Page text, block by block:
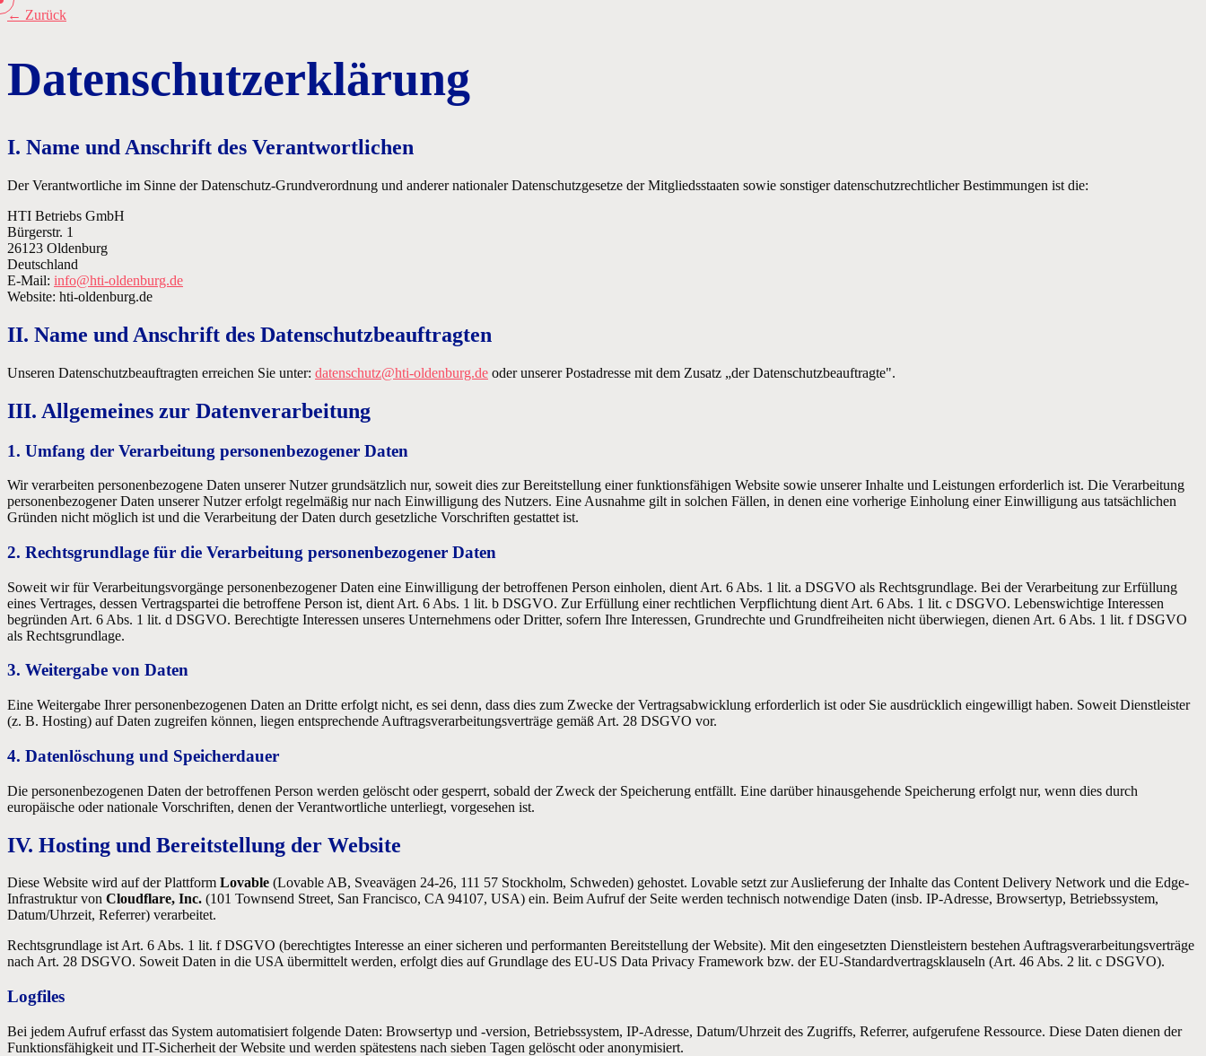
← Zurück
Datenschutzerklärung
I. Name und Anschrift des Verantwortlichen
Der Verantwortliche im Sinne der Datenschutz-Grundverordnung und anderer nationaler Datenschutzgesetze der Mitgliedsstaaten sowie sonstiger datenschutzrechtlicher Bestimmungen ist die:
HTI Betriebs GmbH
Bürgerstr. 1
26123 Oldenburg
Deutschland
E-Mail: info@hti-oldenburg.de
Website: hti-oldenburg.de
II. Name und Anschrift des Datenschutzbeauftragten
Unseren Datenschutzbeauftragten erreichen Sie unter: datenschutz@hti-oldenburg.de oder unserer Postadresse mit dem Zusatz „der Datenschutzbeauftragte".
III. Allgemeines zur Datenverarbeitung
1. Umfang der Verarbeitung personenbezogener Daten
Wir verarbeiten personenbezogene Daten unserer Nutzer grundsätzlich nur, soweit dies zur Bereitstellung einer funktionsfähigen Website sowie unserer Inhalte und Leistungen erforderlich ist. Die Verarbeitung
personenbezogener Daten unserer Nutzer erfolgt regelmäßig nur nach Einwilligung des Nutzers. Eine Ausnahme gilt in solchen Fällen, in denen eine vorherige Einholung einer Einwilligung aus tatsächlichen
Gründen nicht möglich ist und die Verarbeitung der Daten durch gesetzliche Vorschriften gestattet ist.
2. Rechtsgrundlage für die Verarbeitung personenbezogener Daten
Soweit wir für Verarbeitungsvorgänge personenbezogener Daten eine Einwilligung der betroffenen Person einholen, dient Art. 6 Abs. 1 lit. a DSGVO als Rechtsgrundlage. Bei der Verarbeitung zur Erfüllung
eines Vertrages, dessen Vertragspartei die betroffene Person ist, dient Art. 6 Abs. 1 lit. b DSGVO. Zur Erfüllung einer rechtlichen Verpflichtung dient Art. 6 Abs. 1 lit. c DSGVO. Lebenswichtige Interessen
begründen Art. 6 Abs. 1 lit. d DSGVO. Berechtigte Interessen unseres Unternehmens oder Dritter, sofern Ihre Interessen, Grundrechte und Grundfreiheiten nicht überwiegen, dienen Art. 6 Abs. 1 lit. f DSGVO
als Rechtsgrundlage.
3. Weitergabe von Daten
Eine Weitergabe Ihrer personenbezogenen Daten an Dritte erfolgt nicht, es sei denn, dass dies zum Zwecke der Vertragsabwicklung erforderlich ist oder Sie ausdrücklich eingewilligt haben. Soweit Dienstleister
(z. B. Hosting) auf Daten zugreifen können, liegen entsprechende Auftragsverarbeitungsverträge gemäß Art. 28 DSGVO vor.
4. Datenlöschung und Speicherdauer
Die personenbezogenen Daten der betroffenen Person werden gelöscht oder gesperrt, sobald der Zweck der Speicherung entfällt. Eine darüber hinausgehende Speicherung erfolgt nur, wenn dies durch
europäische oder nationale Vorschriften, denen der Verantwortliche unterliegt, vorgesehen ist.
IV. Hosting und Bereitstellung der Website
Diese Website wird auf der Plattform Lovable (Lovable AB, Sveavägen 24-26, 111 57 Stockholm, Schweden) gehostet. Lovable setzt zur Auslieferung der Inhalte das Content Delivery Network und die Edge-
Infrastruktur von Cloudflare, Inc. (101 Townsend Street, San Francisco, CA 94107, USA) ein. Beim Aufruf der Seite werden technisch notwendige Daten (insb. IP-Adresse, Browsertyp, Betriebssystem,
Datum/Uhrzeit, Referrer) verarbeitet.
Rechtsgrundlage ist Art. 6 Abs. 1 lit. f DSGVO (berechtigtes Interesse an einer sicheren und performanten Bereitstellung der Website). Mit den eingesetzten Dienstleistern bestehen Auftragsverarbeitungsverträge
nach Art. 28 DSGVO. Soweit Daten in die USA übermittelt werden, erfolgt dies auf Grundlage des EU-US Data Privacy Framework bzw. der EU-Standardvertragsklauseln (Art. 46 Abs. 2 lit. c DSGVO).
Logfiles
Bei jedem Aufruf erfasst das System automatisiert folgende Daten: Browsertyp und -version, Betriebssystem, IP-Adresse, Datum/Uhrzeit des Zugriffs, Referrer, aufgerufene Ressource. Diese Daten dienen der
Funktionsfähigkeit und IT-Sicherheit der Website und werden spätestens nach sieben Tagen gelöscht oder anonymisiert.